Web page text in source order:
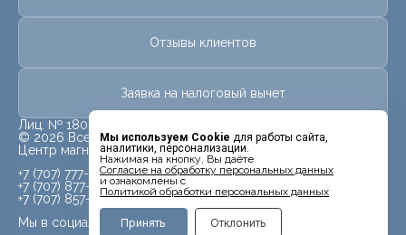
Мы используем Cookie для работы сайта,
аналитики, персонализации.
Нажимая на кнопку, Вы даёте
Cогласие на обработку персональных данных
и ознакомлены с
Политикой обработки персональных данных
Принять Отклонить
Отзывы клиентов
Заявка на налоговый вычет
Лиц. № 18010478 от 25 мая 2018 г.
© 2026 Все права защищены.
Центр магнитно-резонансной томографии «МРТ Лидер»
Мы в социальных сетях
+7 (707) 777-99-09
+7 (707) 877-99-09
+7 (707) 857-99-09